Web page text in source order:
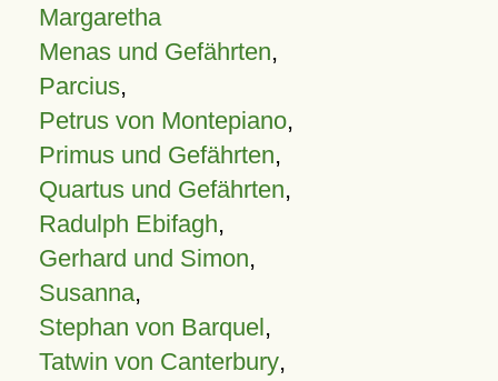
Margaretha
Menas und Gefährten,
Parcius,
Petrus von Montepiano,
Primus und Gefährten,
Quartus und Gefährten,
Radulph Ebifagh,
Gerhard und Simon,
Susanna,
Stephan von Barquel,
Tatwin von Canterbury,